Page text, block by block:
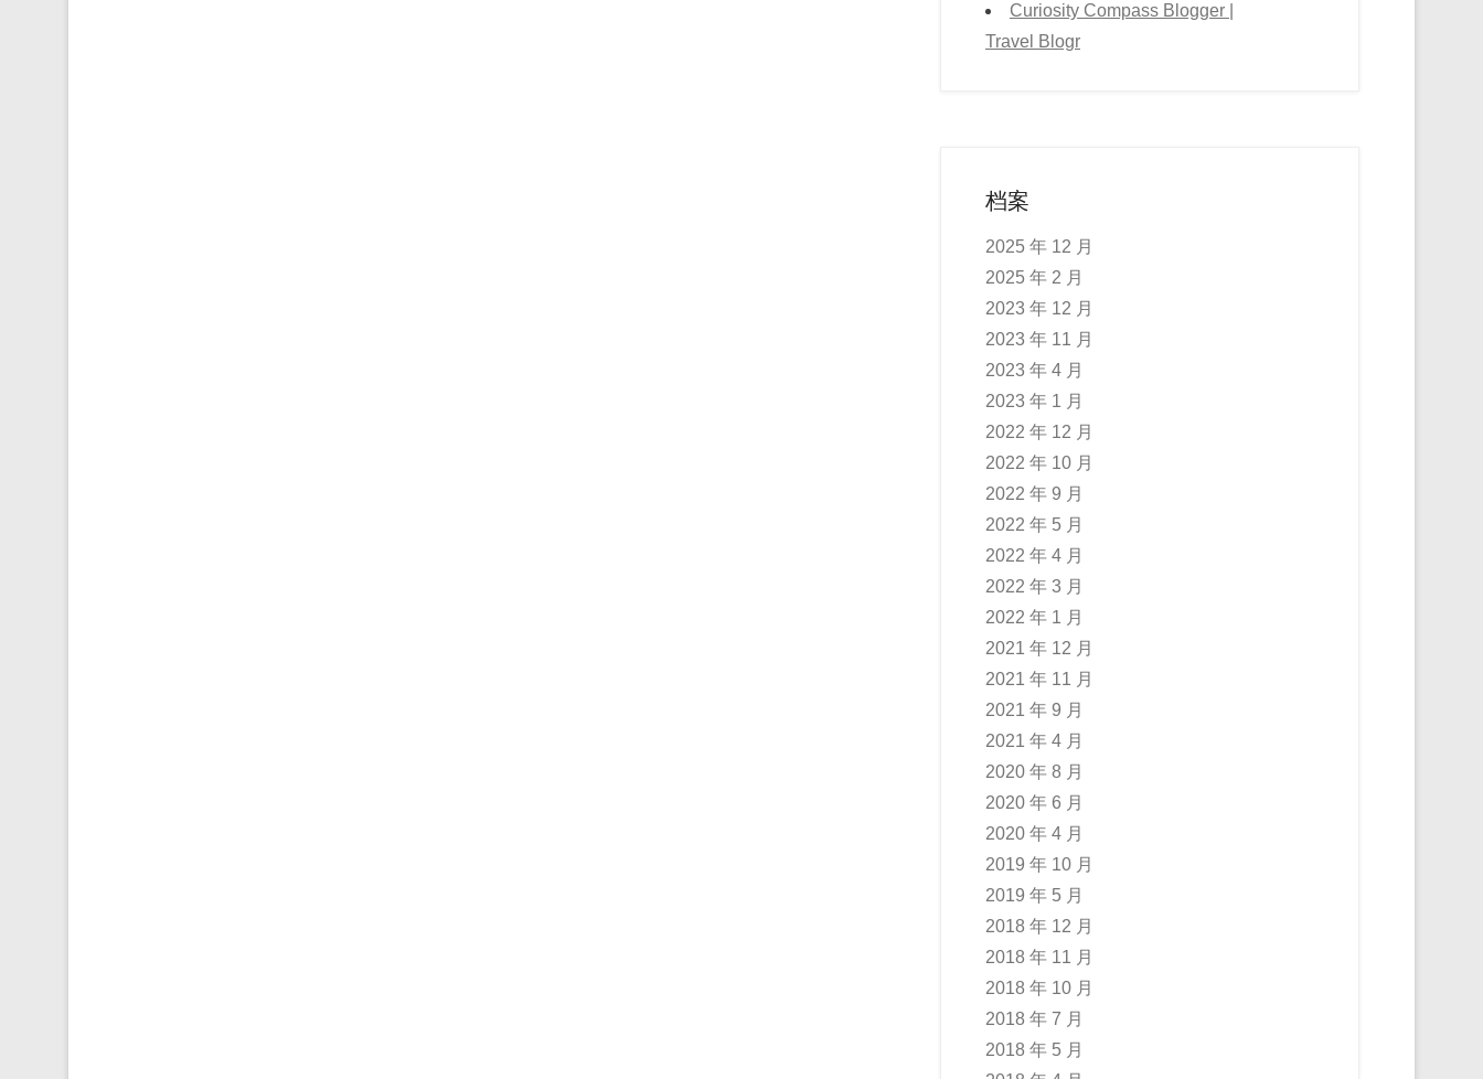
Curiosity Compass Blogger |
Travel Blogr
档案
2025 年 12 月
2025 年 2 月
2023 年 12 月
2023 年 11 月
2023 年 4 月
2023 年 1 月
2022 年 12 月
2022 年 10 月
2022 年 9 月
2022 年 5 月
2022 年 4 月
2022 年 3 月
2022 年 1 月
2021 年 12 月
2021 年 11 月
2021 年 9 月
2021 年 4 月
2020 年 8 月
2020 年 6 月
2020 年 4 月
2019 年 10 月
2019 年 5 月
2018 年 12 月
2018 年 11 月
2018 年 10 月
2018 年 7 月
2018 年 5 月